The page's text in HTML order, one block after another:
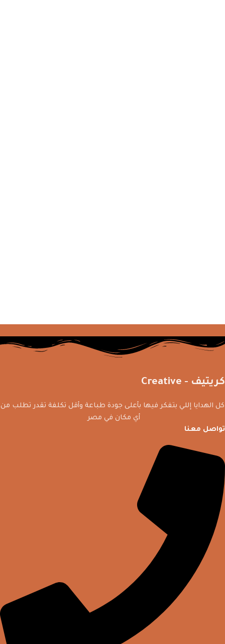
كريتيف - Creative
كل الهدايا إللي بتفكر فيها بأعلى جودة طباعة وأقل تكلفة تقدر تطلب من
أي مكان في مصر
تواصل معنا